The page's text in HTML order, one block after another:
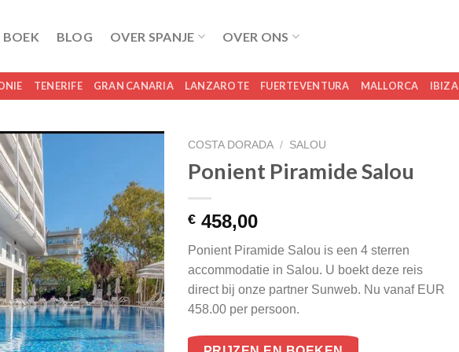
BOEK BLOG OVER SPANJE OVER ONS
TENERIFE GRAN CANARIA LANZAROTE FUERTEVENTURA MALLORCA IBIZA
COSTA DORADA / SALOU
Ponient Piramide Salou
€ 458,00
Ponient Piramide Salou is een 4 sterren
accommodatie in Salou. U boekt deze reis
direct bij onze partner Sunweb. Nu vanaf EUR
458.00 per persoon.